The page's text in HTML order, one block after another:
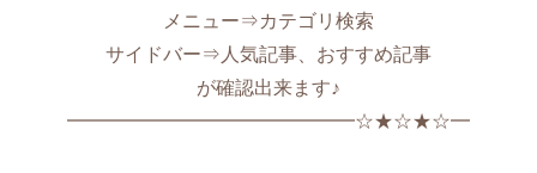
メニュー⇒カテゴリ検索
サイドバー⇒人気記事、おすすめ記事
が確認出来ます♪
━━━━━━━━━━━━━━━☆★☆★☆━